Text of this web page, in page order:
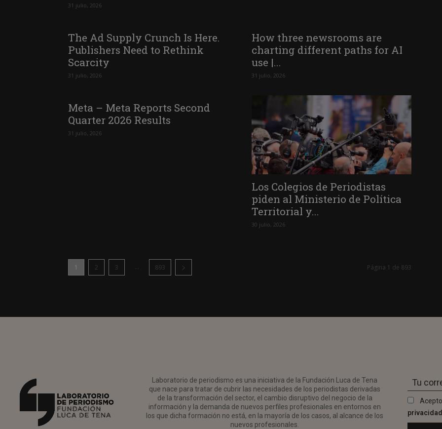
31 julio, 2026
The Ad Supply Crunch Is Here.
Publishers Need to Rethink
Scarcity
31 julio, 2026
How three newsrooms are
charting different paths for AI
use |...
31 julio, 2026
Meta – Meta Reports Second
Quarter 2026 Results
31 julio, 2026
Los Colegios de Periodistas
piden al Ministerio de Política
Territorial y...
30 julio, 2026
1 2 3 ... 893 Página 1 de 893
Laboratorio de periodismo es una iniciativa de la Fundación Luca de Tena
que nace para tratar de cubrir las necesidades de los periodistas derivadas
de la transformación del sector, el cambio disruptivo del negocio de la
información y la demanda de nuevos perfiles profesionales en entornos en
los que dicha formación no está, en la mayoría de los casos, al alcance de los
nuevos profesionales.
privacidad